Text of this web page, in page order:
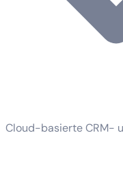
Cloud-basierte CRM-